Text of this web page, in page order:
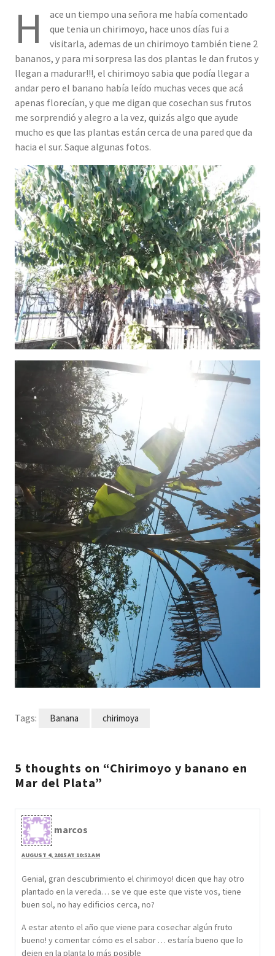
H
ace un tiempo una señora me había comentado
que tenia un chirimoyo, hace unos días fui a
visitarla, ademas de un chirimoyo también tiene 2
bananos, y para mi sorpresa las dos plantas le dan frutos y
llegan a madurar!!!, el chirimoyo sabia que podía llegar a
andar pero el banano había leído muchas veces que acá
apenas florecían, y que me digan que cosechan sus frutos
me sorprendió y alegro a la vez, quizás algo que ayude
mucho es que las plantas están cerca de una pared que da
hacia el sur. Saque algunas fotos.
Tags: Banana chirimoya
5 thoughts on “Chirimoyo y banano en
Mar del Plata”
marcos
AUGUST 4, 2015 AT 10:52 AM
Genial, gran descubrimiento el chirimoyo! dicen que hay otro
plantado en la vereda… se ve que este que viste vos, tiene
buen sol, no hay edificios cerca, no?
A estar atento el año que viene para cosechar algún fruto
bueno! y comentar cómo es el sabor … estaría bueno que lo
dejen en la planta lo más posible